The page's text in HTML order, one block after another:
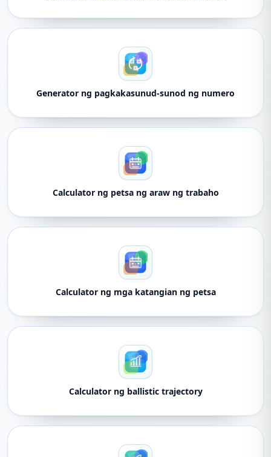
Generator ng pagkakasunud-sunod ng numero
Calculator ng petsa ng araw ng trabaho
Calculator ng mga katangian ng petsa
Calculator ng ballistic trajectory